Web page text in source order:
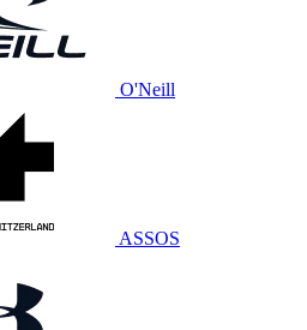
O'Neill
ASSOS